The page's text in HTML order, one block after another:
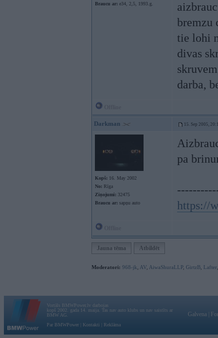
Braucu ar: e34, 2,5, 1993.g.
bremzu
tie lohi
divas
darba,
Darkman 15. Sep 2005,
Kopš: 16. May 2002
No: Rīga
Ziņojumi: 32475
Braucu ar: sapņu auto
pa
https://
Jauna tēma Atbildēt
Moderatori: 968-jk AV AiwaShuraLLP, GirtzB Lafter
Vortāls BMWPower.lv darbojas
kopš 2002. gada 14. maija. Tas nav auto klubs un nav saistīts ar
BMW AG.
Par BMWPower
Kontakti Reklāma
Galvena